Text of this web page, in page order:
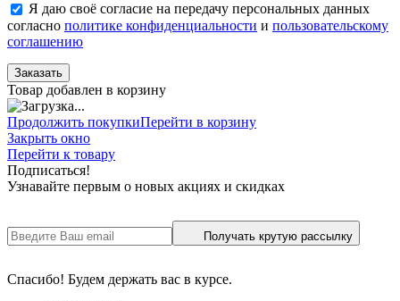
Я даю своё согласие на передачу персональных данных
согласно политике конфиденциальности и пользовательскому
соглашению
Заказать
Товар добавлен в корзину
Продолжить покупкиПерейти в корзину
Закрыть окно
Перейти к товару
Подписаться!
Узнавайте первым о новых акциях и скидках
Получать крутую рассылку
Спасибо! Будем держать вас в курсе.